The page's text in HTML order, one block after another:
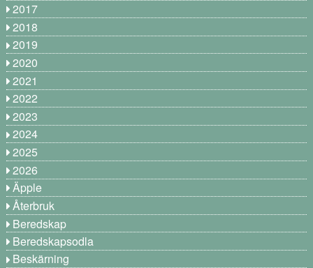
2017
2018
2019
2020
2021
2022
2023
2024
2025
2026
Äpple
Återbruk
Beredskap
Beredskapsodla
Beskärning